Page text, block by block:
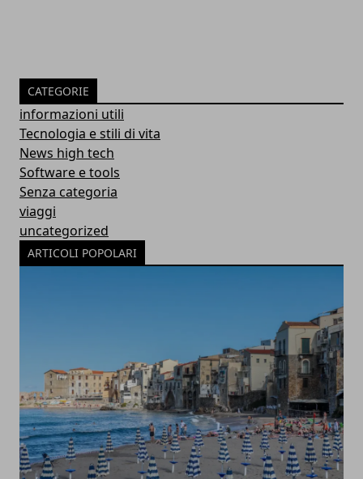
CATEGORIE
informazioni utili
Tecnologia e stili di vita
News high tech
Software e tools
Senza categoria
viaggi
uncategorized
ARTICOLI POPOLARI